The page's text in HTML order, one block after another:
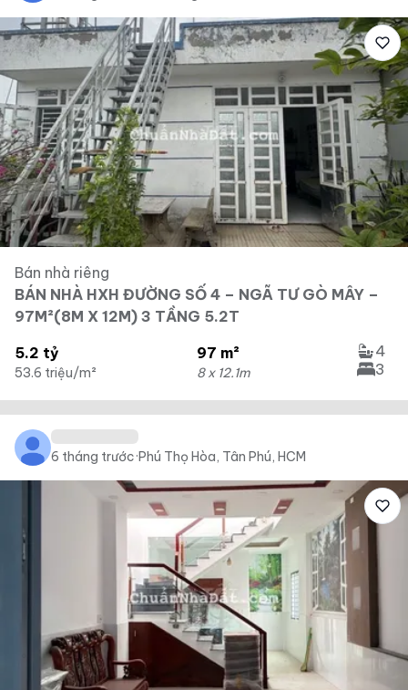
Bán nhà riêng
BÁN NHÀ HXH ĐƯỜNG SỐ 4 – NGÃ TƯ GÒ MÂY –
97M²(8M X 12M) 3 TẦNG 5.2T
5.2 tỷ
53.6 triệu/m²
97 m²
8 x 12.1m
4
3
6 tháng trước·Phú Thọ Hòa, Tân Phú, HCM